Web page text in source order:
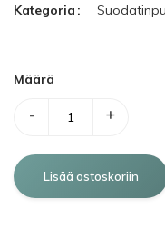
Kategoria
Määrä
- +